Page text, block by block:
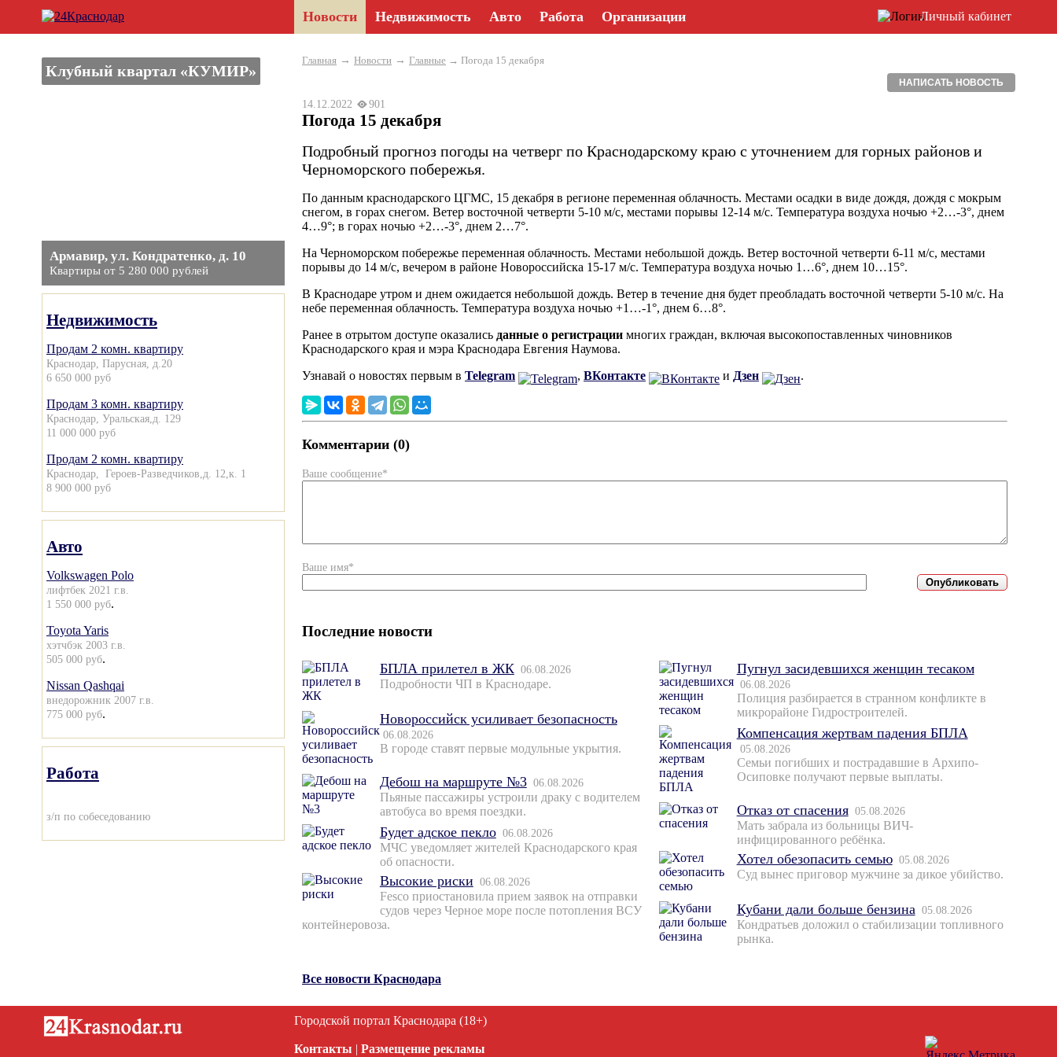
Новости Недвижимость Авто Работа Организации Личный кабинет
Клубный квартал «КУМИР»
Армавир, ул. Кондратенко, д. 10
Квартиры от 5 280 000 рублей
Недвижимость
Продам 2 комн. квартиру
Краснодар, Парусная, д.20
6 650 000 руб
Продам 3 комн. квартиру
Краснодар, Уральская,д. 129
11 000 000 руб
Продам 2 комн. квартиру
Краснодар, Героев-Разведчиков,д. 12,к. 1
8 900 000 руб
Авто
Volkswagen Polo
лифтбек 2021 г.в.
1 550 000 руб.
Toyota Yaris
хэтчбэк 2003 г.в.
505 000 руб.
Nissan Qashqai
внедорожник 2007 г.в.
775 000 руб.
Работа
з/п по собеседованию
Главная → Новости → Главные → Погода 15 декабря
НАПИСАТЬ НОВОСТЬ
14.12.2022 901
Погода 15 декабря
Подробный прогноз погоды на четверг по Краснодарскому краю с уточнением для горных районов и
Черноморского побережья.
По данным краснодарского ЦГМС, 15 декабря в регионе переменная облачность. Местами осадки в виде дождя, дождя с мокрым
снегом, в горах снегом. Ветер восточной четверти 5-10 м/с, местами порывы 12-14 м/с. Температура воздуха ночью +2…-3°, днем
4…9°; в горах ночью +2…-3°, днем 2…7°.
На Черноморском побережье переменная облачность. Местами небольшой дождь. Ветер восточной четверти 6-11 м/с, местами
порывы до 14 м/с, вечером в районе Новороссийска 15-17 м/с. Температура воздуха ночью 1…6°, днем 10…15°.
В Краснодаре утром и днем ожидается небольшой дождь. Ветер в течение дня будет преобладать восточной четверти 5-10 м/с. На
небе переменная облачность. Температура воздуха ночью +1…-1°, днем 6…8°.
Ранее в отрытом доступе оказались данные о регистрации многих граждан, включая высокопоставленных чиновников
Краснодарского края и мэра Краснодара Евгения Наумова.
Узнавай о новостях первым в Telegram , ВКонтакте и Дзен .
Комментарии (0)
Ваше сообщение*
Ваше имя*
Последние новости
БПЛА прилетел в ЖК 06.08.2026
Подробности ЧП в Краснодаре.
Новороссийск усиливает безопасность
06.08.2026
В городе ставят первые модульные укрытия.
Дебош на маршруте №3 06.08.2026
Пьяные пассажиры устроили драку с водителем
автобуса во время поездки.
Будет адское пекло 06.08.2026
МЧС уведомляет жителей Краснодарского края
об опасности.
Высокие риски 06.08.2026
Fesco приостановила прием заявок на отправки
судов через Черное море после потопления ВСУ
контейнеровоза.
Пугнул засидевшихся женщин тесаком
06.08.2026
Полиция разбирается в странном конфликте в
микрорайоне Гидростроителей.
Компенсация жертвам падения БПЛА
05.08.2026
Семьи погибших и пострадавшие в Архипо-
Осиповке получают первые выплаты.
Отказ от спасения 05.08.2026
Мать забрала из больницы ВИЧ-
инфицированного ребёнка.
Хотел обезопасить семью 05.08.2026
Суд вынес приговор мужчине за дикое убийство.
Кубани дали больше бензина 05.08.2026
Кондратьев доложил о стабилизации топливного
рынка.
Все новости Краснодара
Городской портал Краснодара (18+)
Контакты | Размещение рекламы